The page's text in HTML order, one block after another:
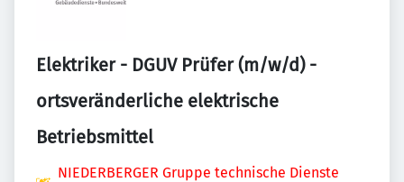
Elektriker - DGUV Prüfer (m/w/d) -
ortsveränderliche elektrische
Betriebsmittel
NIEDERBERGER Gruppe technische Dienste